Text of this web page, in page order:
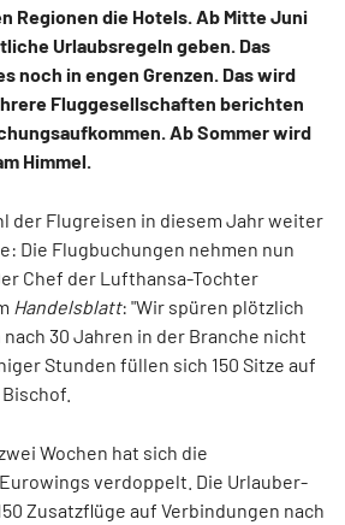
Regionen die Hotels. Ab Mitte Juni
Urlaubsregeln geben. Das
noch in engen Grenzen. Das wird
Fluggesellschaften berichten
Ab Sommer wird
Himmel.
der Flugreisen in diesem Jahr weiter
Die Flugbuchungen nehmen nun
Chef der Lufthansa-Tochter
Handelsblatt: "Wir spüren plötzlich
nach 30 Jahren in der Branche nicht
Stunden füllen sich 150 Sitze auf
Wochen hat sich die
verdoppelt. Die Urlauber-
Zusatzflüge auf Verbindungen nach